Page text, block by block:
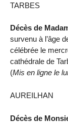
TARBES
Décès de
survenu à l’âge
célébrée le
cathédrale de
(Mis en ligne le
AUREILHAN
Décès de